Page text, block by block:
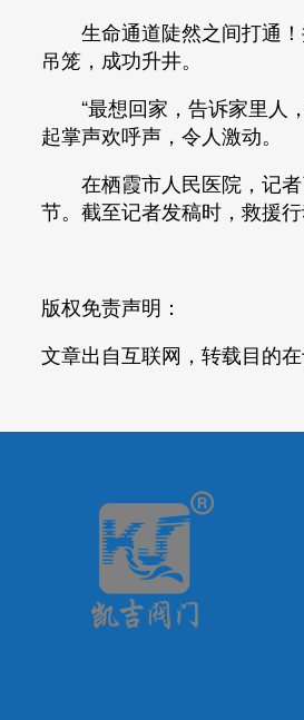
生命通道陡然之间打通！
吊笼，成功升井。
“最想回家，告诉家里人，
起掌声欢呼声，令人激动。
在栖霞市人民医院，记者
节。截至记者发稿时，救援
版权免责声明：
文章出自互联网，转载目的